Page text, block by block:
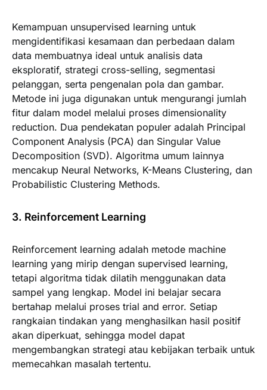
Kemampuan unsupervised learning untuk
mengidentifikasi kesamaan dan perbedaan dalam
data membuatnya ideal untuk analisis data
eksploratif, strategi cross-selling, segmentasi
pelanggan, serta pengenalan pola dan gambar.
Metode ini juga digunakan untuk mengurangi jumlah
fitur dalam model melalui proses dimensionality
reduction. Dua pendekatan populer adalah Principal
Component Analysis (PCA) dan Singular Value
Decomposition (SVD). Algoritma umum lainnya
mencakup Neural Networks, K-Means Clustering, dan
Probabilistic Clustering Methods.
3. Reinforcement Learning
Reinforcement learning adalah metode machine
learning yang mirip dengan supervised learning,
tetapi algoritma tidak dilatih menggunakan data
sampel yang lengkap. Model ini belajar secara
bertahap melalui proses trial and error. Setiap
rangkaian tindakan yang menghasilkan hasil positif
akan diperkuat, sehingga model dapat
mengembangkan strategi atau kebijakan terbaik untuk
memecahkan masalah tertentu.